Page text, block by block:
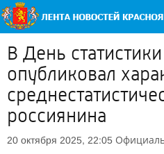
В День
опубликовал
россиянина
20 октября 2025, 22:05